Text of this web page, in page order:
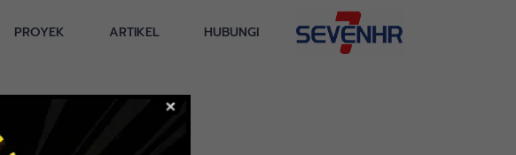
PROYEK ARTIKEL HUBUNGI